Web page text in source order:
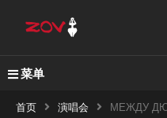
菜单
首页 演唱会
МЕЖДУ